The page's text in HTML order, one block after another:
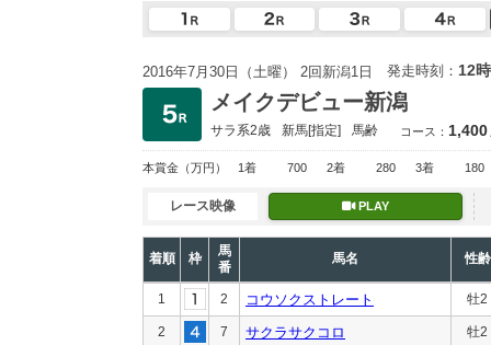
2016年7月30日（土曜） 2回新潟1日 発走時刻： 12
メイクデビュー新潟
サラ系2歳 新馬[指定] 馬齢 コース： 1,400
本賞金 （万円） 1着 700 2着 280 3着 180
レース映像 PLAY
着順 枠
馬
番
馬名 性齢
1 2 コウソクストレート 牡2
2 7 サクラサクコロ 牡2